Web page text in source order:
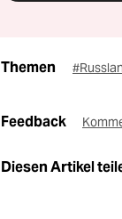
Themen
Feedback
Diesen Artikel